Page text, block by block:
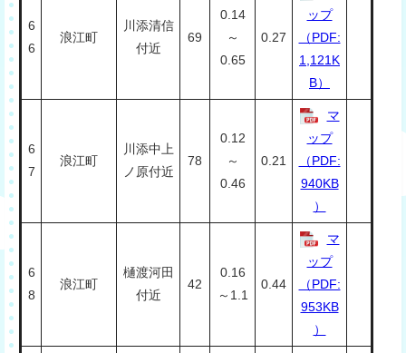
6
6
浪江町
川添清信
付近
69
0.14
～
0.65
0.27
ップ
（PDF:
1,121K
B）
6
7
浪江町
川添中上
ノ原付近
78
0.12
～
0.46
0.21
マ
ップ
（PDF:
940KB
）
6
8
浪江町
樋渡河田
付近
42
0.16
～1.1
0.44
マ
ップ
（PDF:
953KB
）